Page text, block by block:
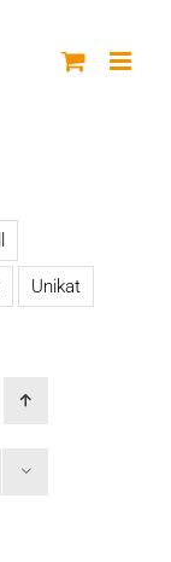
Unikat